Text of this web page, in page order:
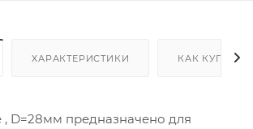
ХАРАКТЕРИСТИКИ КАК КУПИТЬ
D=28мм предназначено для